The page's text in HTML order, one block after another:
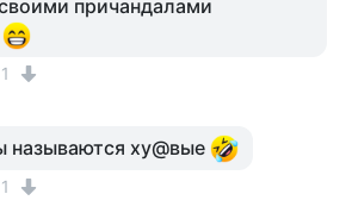
причандалами
1
называются ху@вые
1